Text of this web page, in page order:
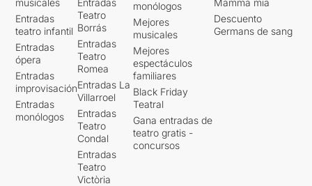
Entradas
teatro infantil
Entradas
ópera
Entradas
improvisación
Entradas
monólogos
Teatro
Borrás
Entradas
Teatro
Romea
Entradas La
Villarroel
Entradas
Teatro
Condal
Entradas
Teatro
Victòria
monólogos
Mejores
musicales
Mejores
espectáculos
familiares
Black Friday
Teatral
Gana entradas de
teatro gratis -
concursos
Descuento
Germans de sang